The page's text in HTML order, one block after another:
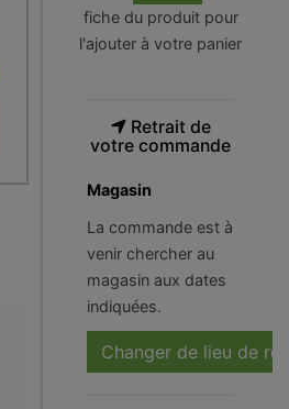
fiche du produit pour
l'ajouter à votre panier
Retrait de
votre commande
Magasin
La commande est à
venir chercher au
magasin aux dates
indiquées.
Changer de lieu de